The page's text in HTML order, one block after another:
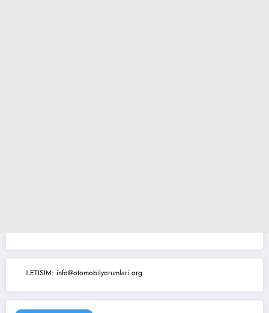
ILETISIM: info@otomobilyorumlari.org